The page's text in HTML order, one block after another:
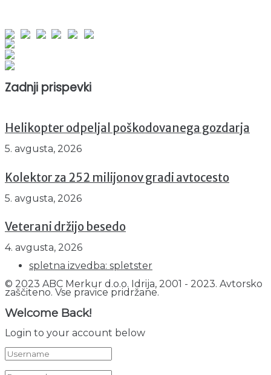
Zadnji prispevki
Helikopter odpeljal poškodovanega gozdarja
5. avgusta, 2026
Kolektor za 252 milijonov gradi avtocesto
5. avgusta, 2026
Veterani držijo besedo
4. avgusta, 2026
spletna izvedba: spletster
© 2023 ABC Merkur d.o.o. Idrija, 2001 - 2023. Avtorsko
zaščiteno. Vse pravice pridržane.
Welcome Back!
Login to your account below